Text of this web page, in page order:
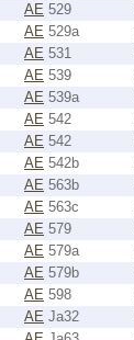
AE 529
AE 529a
AE 531
AE 539
AE 539a
AE 542
AE 542
AE 542b
AE 563b
AE 563c
AE 579
AE 579a
AE 579b
AE 598
AE Ja32